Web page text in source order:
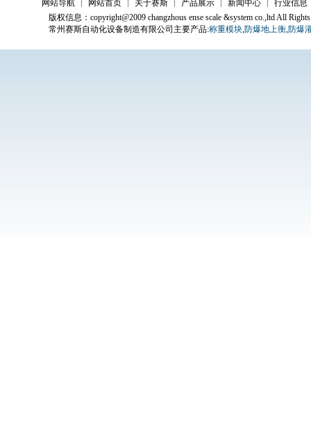
网站导航 网站首页 关于赛斯 产品展示 新闻中心
行业信息
版权信息：copyright@2009 changzhous ense scale &system co.,ltd All Rights
常州赛斯自动化设备制造有限公司主要产品:称重模块,防爆地上衡,防爆